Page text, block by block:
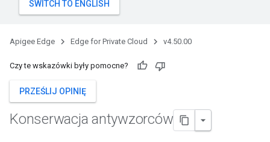
Apigee Edge Edge for Private Cloud v4.50.00
Czy te wskazówki były pomocne?
PRZEŚLIJ OPINIĘ
Konserwacja antywzorców